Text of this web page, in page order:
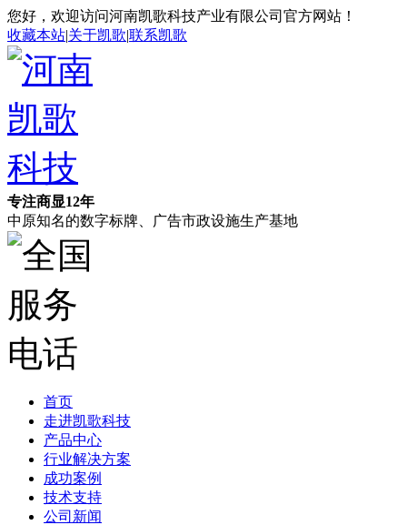
您好，欢迎访问河南凯歌科技产业有限公司官方网站！
收藏本站|关于凯歌|联系凯歌
专注商显12年
中原知名的数字标牌、广告市政设施生产基地
首页
走进凯歌科技
产品中心
行业解决方案
成功案例
技术支持
公司新闻